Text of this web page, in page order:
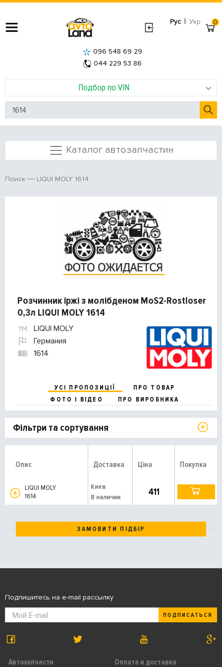
Рус | Укр
Подбор по VIN
096 548 69 29
044 229 53 86
0
Каталог автозапчастин
Поиск LIQUI MOLY 1614
Розчинник іржі з молібденом MoS2-Rostloser
0,3л LIQUI MOLY 1614
LIQUI MOLY
Германия
1614
УСІ ПРОПОЗИЦІЇ
ПРО ТОВАР
ФОТО І ВІДЕО
ПРО ВИРОБНИКА
Фільтри та сортування
Опис Доставка Ціна Покупка
LIQUI MOLY
1614
Киев
В наличии
411
ЗАМОВИТИ ПІДБІР
Автозапчасти Оплата и доставка
Подпишитесь на e-mail рассылку
ПОДПИСАТЬСЯ